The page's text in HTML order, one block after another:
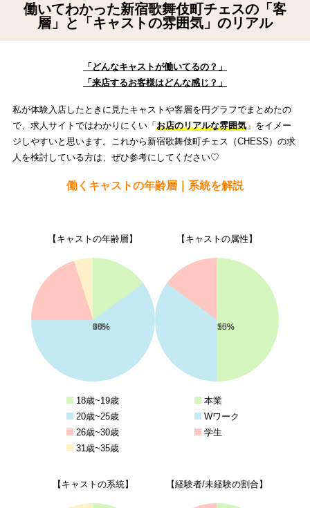
働いてわかった新宿歌舞伎町チェスの「客
層」と「キャストの雰囲気」のリアル
「どんなキャストが働いてるの？」
「来店するお客様はどんな感じ？」
私が体験入店したときに見たキャストや客層を円グラフでまとめたの
で、求人サイトではわかりにくい「 お店のリアルな雰囲気」をイメー
ジしやすいと思います。これから新宿歌舞伎町チェス（CHESS）の求
人を検討している方は、ぜひ参考にしてください♡
働くキャストの年齢層｜系統を解説
【キャストの年齢層】
15%
60%
20%
5%
18歳~19歳
20歳~25歳
26歳~30歳
31歳~35歳
【キャストの属性】
50%
35%
15%
本業
Wワーク
学生
【キャストの系統】 【経験者/未経験の割合】